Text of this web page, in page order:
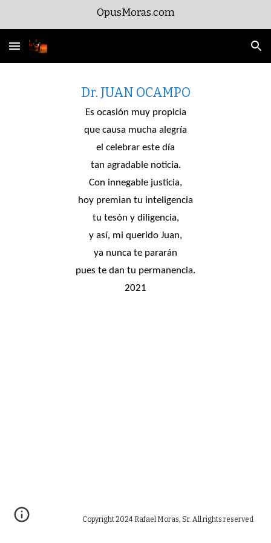
OpusMoras.com
Dr. JUAN OCAMPO
Es ocasión muy propicia
que causa mucha alegría
el celebrar este día
tan agradable noticia.
Con innegable justicia,
hoy premian tu inteligencia
tu tesón y diligencia,
y así, mi querido Juan,
ya nunca te pararán
pues te dan tu permanencia.
2021
Copyright 2024 Rafael Moras, Sr. All rights reserved